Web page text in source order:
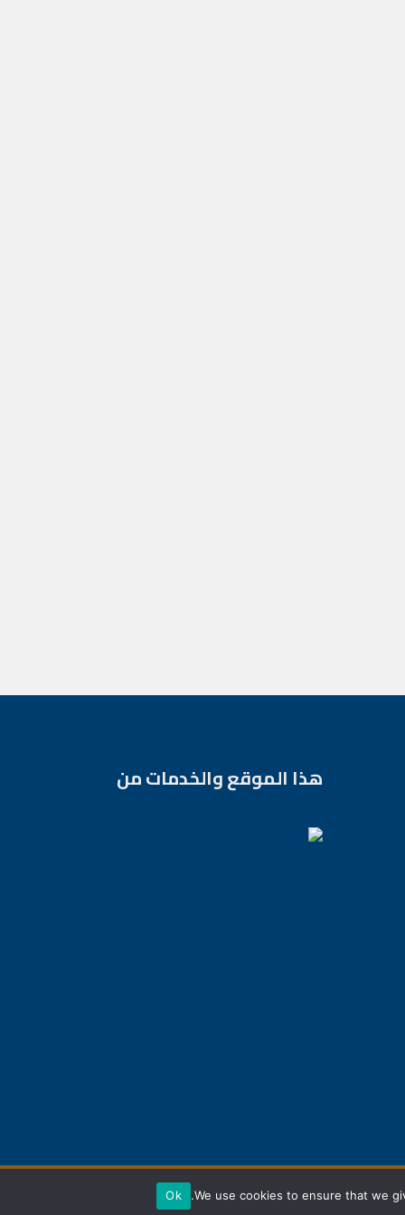
هذا الموقع والخدمات من
We use cookies to ensure that we
Ok